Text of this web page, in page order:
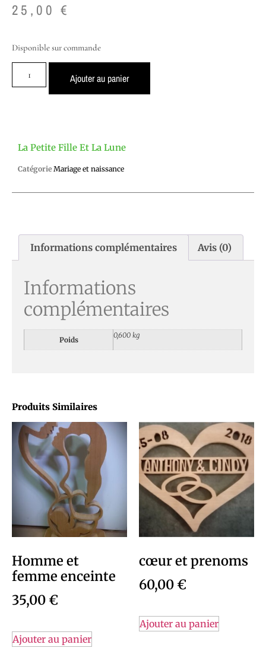
25,00€
Disponible sur commande
Ajouter au panier
Produits Similaires
Homme et
femme enceinte
35,00 €
Ajouter au panier
cœur et prenoms
60,00 €
Ajouter au panier
La Petite Fille Et La Lune
Catégorie Mariage et naissance
Informations complémentaires Avis (0)
Informations
complémentaires
Poids
0,600 kg